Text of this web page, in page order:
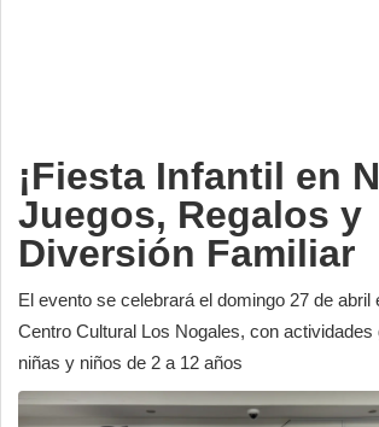
¡Fiesta Infantil en
Juegos, Regalos y
Diversión Familiar
El evento se celebrará el domingo 27 de abril
Centro Cultural Los Nogales, con actividades
niñas y niños de 2 a 12 años